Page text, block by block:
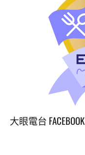
大眼電台 FACEBOOK